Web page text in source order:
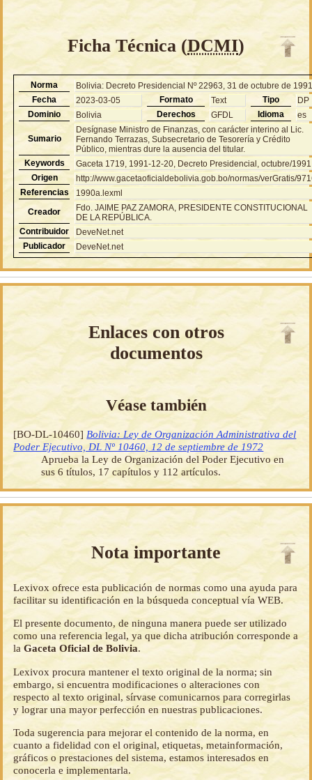
Ficha Técnica (DCMI)
Norma
Bolivia: Decreto Presidencial Nº 22963, 31 de octubre de
Fecha
2023-03-05 Formato Text Tipo
DP
Dominio
Bolivia Derechos GFDL Idioma es
Sumario
Desígnase Ministro de Finanzas, con carácter interino al Lic.
Fernando Terrazas, Subsecretario de Tesorería y Crédito
Público, mientras dure la ausencia del titular.
Keywords
Gaceta 1719, 1991-12-20, Decreto Presidencial, octubre/1991
Origen
http://www.gacetaoficialdebolivia.gob.bo/normas/verGratis/
Referencias
1990a.lexml
Creador
Fdo. JAIME PAZ ZAMORA, PRESIDENTE CONSTITUCIONAL
DE LA REPÚBLICA.
Contribuidor
DeveNet.net
Publicador
DeveNet.net
Enlaces con otros
documentos
Véase también
[BO-DL-10460] Bolivia: Ley de Organización Administrativa del
Poder Ejecutivo, DL Nº 10460, 12 de septiembre de 1972
Aprueba la Ley de Organización del Poder Ejecutivo en
sus 6 títulos, 17 capítulos y 112 artículos.
Nota importante
Lexivox ofrece esta publicación de normas como una ayuda para
facilitar su identificación en la búsqueda conceptual vía WEB.
El presente documento, de ninguna manera puede ser utilizado
como una referencia legal, ya que dicha atribución corresponde a
laGaceta Oficial de Bolivia.
Lexivox procura mantener el texto original de la norma; sin
embargo, si encuentra modificaciones o alteraciones con
respecto al texto original, sírvase comunicarnos para corregirlas
y lograr una mayor perfección en nuestras publicaciones.
Toda sugerencia para mejorar el contenido de la norma, en
cuanto a fidelidad con el original, etiquetas, metainformación,
gráficos o prestaciones del sistema, estamos interesados en
conocerla e implementarla.